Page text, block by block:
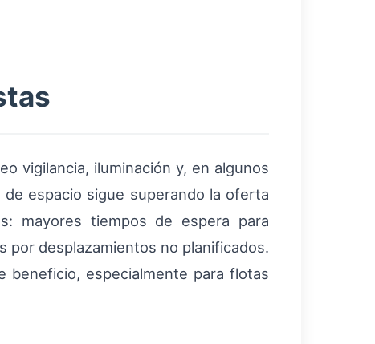
vigilancia, iluminación y, en algunos
espacio sigue superando la oferta
mayores tiempos de espera para
por desplazamientos no planificados.
beneficio, especialmente para flotas